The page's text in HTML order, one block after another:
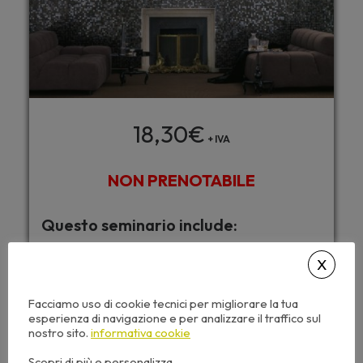
18,30€ + IVA
NON PRENOTABILE
Questo seminario include:
Attestato di partecipazione
Dispense corso e video sempre disponibili
Facciamo uso di cookie tecnici per migliorare la tua
esperienza di navigazione e per analizzare il traffico sul
nostro sito. informativa cookie